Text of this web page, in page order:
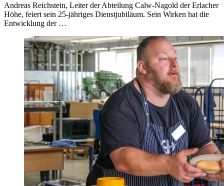
Andreas Reichstein, Leiter der Abteilung Calw-Nagold der Erlacher
Höhe, feiert sein 25-jähriges Dienstjubiläum. Sein Wirken hat die
Entwicklung der …